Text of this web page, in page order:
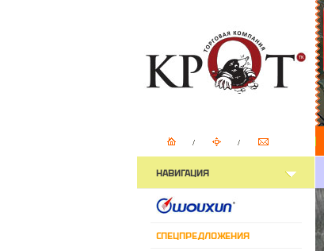
НАВИГАЦИЯ
СПЕЦПРЕДЛОЖЕНИЯ